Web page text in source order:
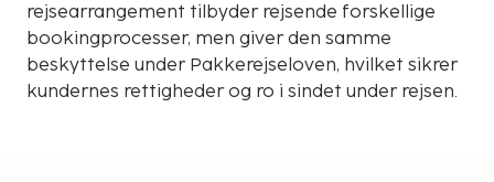
rejsearrangement tilbyder rejsende forskellige
bookingprocesser, men giver den samme
beskyttelse under Pakkerejseloven, hvilket sikrer
kundernes rettigheder og ro i sindet under rejsen.